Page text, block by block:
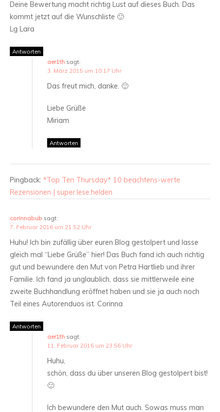
Deine Bewertung macht richtig Lust auf dieses Buch. Das
kommt jetzt auf die Wunschliste 🙂
Lg Lara
Antworten
aer1th sagt:
3. März 2015 um 10:17 Uhr
Das freut mich, danke. 🙂
Liebe Grüße
Miriam
Antworten
Pingback: *Top Ten Thursday* 10 beachtens-werte
Rezensionen | super.lese.helden
corinnabub sagt:
7. Februar 2016 um 21:52 Uhr
Huhu! Ich bin zufällig über euren Blog gestolpert und lasse
gleich mal “Liebe Grüße” hier! Das Buch fand ich auch richtig
gut und bewundere den Mut von Petra Hartlieb und ihrer
Familie. Ich fand ja unglaublich, dass sie mittlerweile eine
zweite Buchhandlung eröffnet haben und sie ja auch noch
Teil eines Autorenduos ist. Corinna
Antworten
aer1th sagt:
11. Februar 2016 um 23:56 Uhr
Huhu,
schön, dass du über unseren Blog gestolpert bist!
🙂
Ich bewundere den Mut auch. Sowas muss man